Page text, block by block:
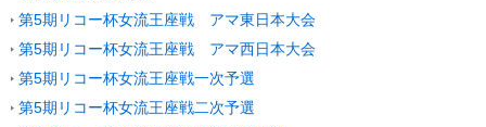
第5期リコー杯女流王座戦 アマ東日本大会
第5期リコー杯女流王座戦 アマ西日本大会
第5期リコー杯女流王座戦一次予選
第5期リコー杯女流王座戦二次予選